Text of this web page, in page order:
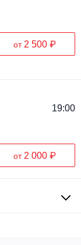
от 2 500 ₽
19:00
от 2 000 ₽